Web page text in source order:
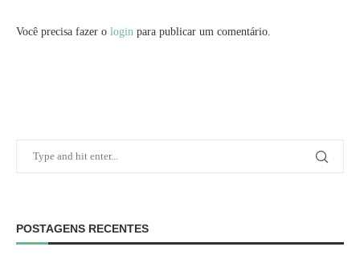
Você precisa fazer o login para publicar um comentário.
POSTAGENS RECENTES